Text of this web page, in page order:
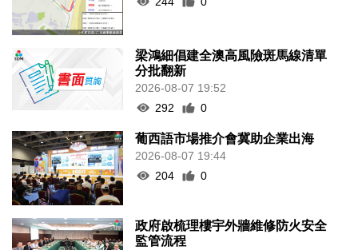
梁鴻細倡建全澳高風險斑馬線清單
分批翻新
2026-08-07 19:52
292
0
葡西語市場推介會冀助企業出海
2026-08-07 19:44
204
0
政府啟梳理樓宇外牆維修防火安全
監管流程